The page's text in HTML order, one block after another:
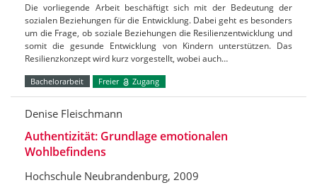
Die vorliegende Arbeit beschäftigt sich mit der Bedeutung der
sozialen Beziehungen für die Entwicklung. Dabei geht es besonders
um die Frage, ob soziale Beziehungen die Resilienzentwicklung und
somit die gesunde Entwicklung von Kindern unterstützen. Das
Resilienzkonzept wird kurz vorgestellt, wobei auch…
Bachelorarbeit Freier Zugang
Denise Fleischmann
Authentizität: Grundlage emotionalen
Wohlbefindens
Hochschule Neubrandenburg, 2009